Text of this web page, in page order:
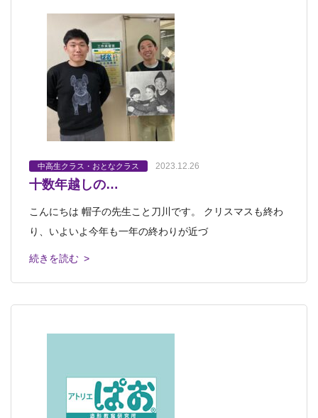
中高生クラス・おとなクラス 2023.12.26
十数年越しの…
こんにちは 帽子の先生こと刀川です。 クリスマスも終わ
り、いよいよ今年も一年の終わりが近づ
続きを読む >